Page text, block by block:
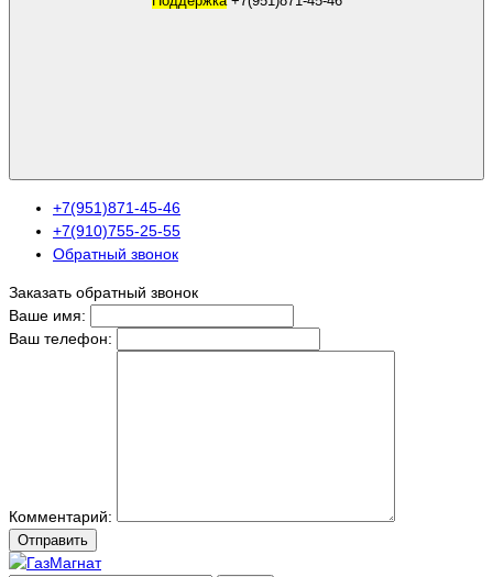
+7(951)871-45-46
+7(910)755-25-55
Обратный звонок
Заказать обратный звонок
Ваше имя:
Ваш телефон:
Комментарий:
Отправить